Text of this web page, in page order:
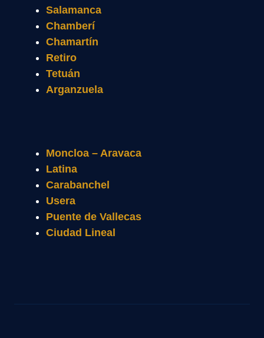
Salamanca
Chamberí
Chamartín
Retiro
Tetuán
Arganzuela
Moncloa – Aravaca
Latina
Carabanchel
Usera
Puente de Vallecas
Ciudad Lineal